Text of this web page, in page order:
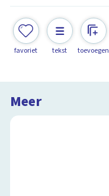
favoriet tekst toevoegen
Meer